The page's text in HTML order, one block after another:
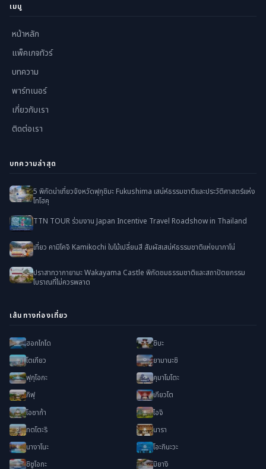
เมนู
หน้าหลัก
แพ็คเกจทัวร์
บทความ
พาร์ทเนอร์
เกี่ยวกับเรา
ติดต่อเรา
บทความล่าสุด
5 พิกัดน่าเที่ยวจังหวัดฟุกุชิมะ Fukushima เสน่ห์ธรรมชาติและประวัติศาสตร์แห่ง
โทโฮคุ
TTN TOUR ร่วมงาน Japan Incentive Travel Roadshow in Thailand
เที่ยว คามิโคจิ Kamikochi ใบไม้เปลี่ยนสี สัมผัสเสน่ห์ธรรมชาติแห่งนากาโน่
ปราสาทวากายามะ Wakayama Castle พิกัดชมธรรมชาติและสถาปัตยกรรม
โบราณที่ไม่ควรพลาด
เส้นทางท่องเที่ยว
ฮอกไกโด
ชิบะ
โตเกียว
ยามานะชิ
ฟุกุโอกะ
คุมาโมโตะ
กิฟุ
เกียวโต
โอซาก้า
ไอจิ
ทตโตะริ
นารา
นางาโนะ
โอะกินะวะ
ชิซูโอกะ
มิยางิ